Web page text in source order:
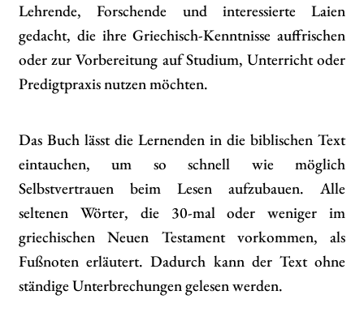
Lehrende, Forschende und interessierte Laien
gedacht, die ihre Griechisch-Kenntnisse auffrischen
oder zur Vorbereitung auf Studium, Unterricht oder
Predigtpraxis nutzen möchten.
Das Buch lässt die Lernenden in die biblischen Text
eintauchen, um so schnell wie möglich
Selbstvertrauen beim Lesen aufzubauen. Alle
seltenen Wörter, die 30-mal oder weniger im
griechischen Neuen Testament vorkommen, als
Fußnoten erläutert. Dadurch kann der Text ohne
ständige Unterbrechungen gelesen werden.